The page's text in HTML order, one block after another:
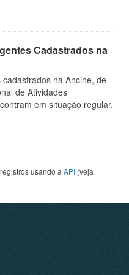
Cadastrados na
na Ancine, de
de Atividades
em situação regular.
usando a API (veja